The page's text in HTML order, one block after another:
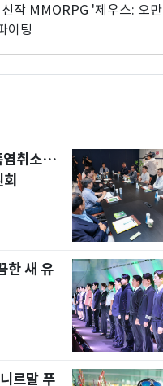
작 MMORPG '제우스: 오만
이팅
염취소…
한 새 유
르말 푸